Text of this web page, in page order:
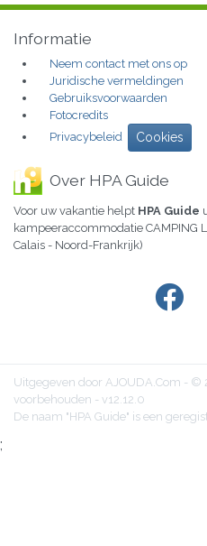
Informatie
Neem contact met ons op
Juridische vermeldingen
Gebruiksvoorwaarden
Fotocredits
Privacybeleid
Cookies
Over HPA Guide
Voor uw vakantie helpt HPA Guide
kampeeraccommodatie CAMPING
Calais - Noord-Frankrijk)
Uitgegeven door AJOUDA.Com -
voorbehouden - v12.12.0
De naam "HPA Guide" is een
;